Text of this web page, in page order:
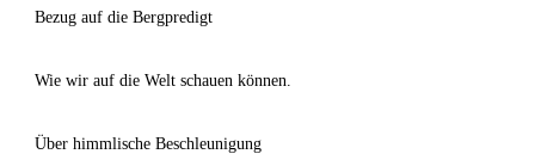
Bezug auf die Bergpredigt
Wie wir auf die Welt schauen können.
Über himmlische Beschleunigung